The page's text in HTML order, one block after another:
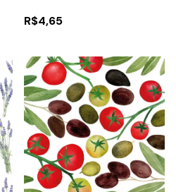
R$4,65